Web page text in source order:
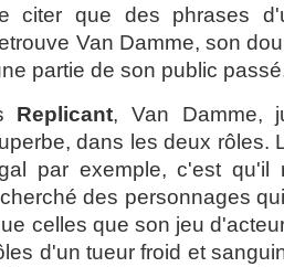
citer que des phrases
Van Damme, son
partie de son public
Replicant, Van Damme,
dans les deux rôles.
par exemple, c'est qu'il
des personnages
celles que son jeu
d'un tueur froid et